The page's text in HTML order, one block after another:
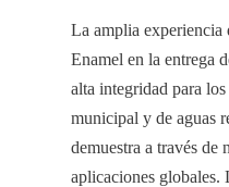
La amplia experiencia
Enamel en la entrega
alta integridad para los
municipal y de aguas
demuestra a través de
aplicaciones globales.